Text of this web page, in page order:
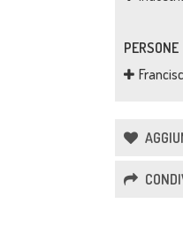
PERSONE